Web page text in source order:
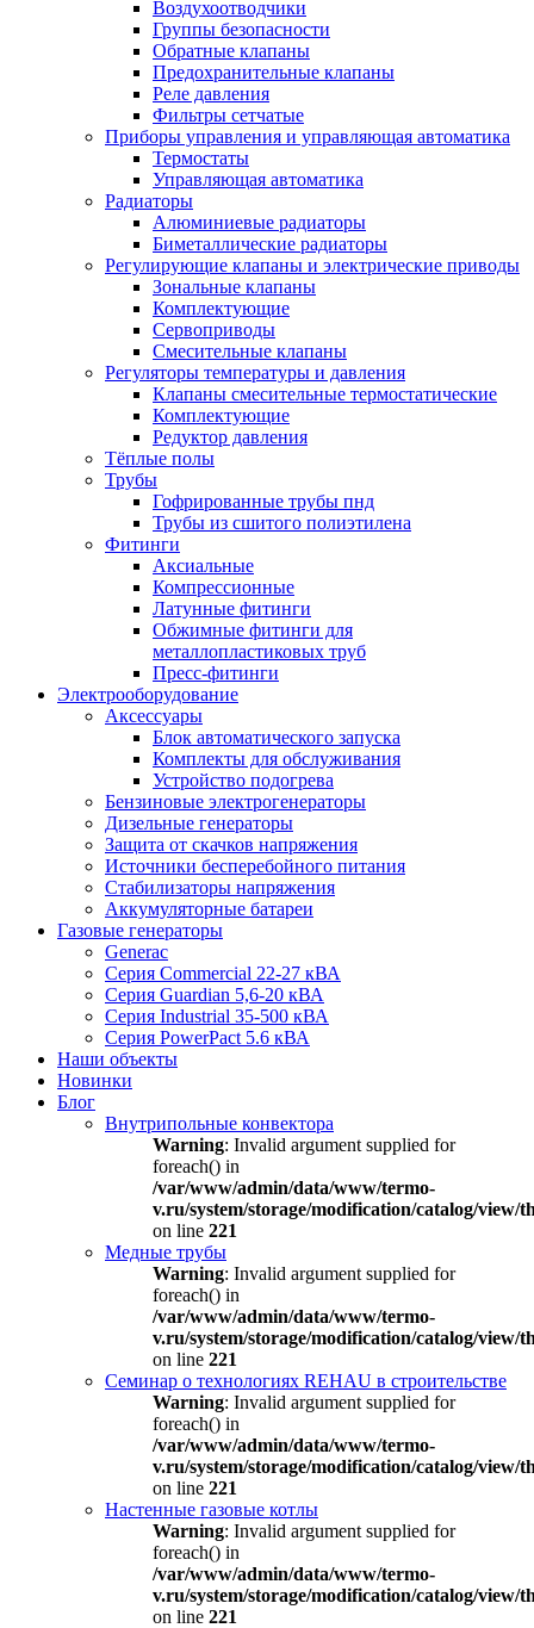
Воздухоотводчики
Группы безопасности
Обратные клапаны
Предохранительные клапаны
Реле давления
Фильтры сетчатые
Приборы управления и управляющая автоматика
Термостаты
Управляющая автоматика
Радиаторы
Алюминиевые радиаторы
Биметаллические радиаторы
Регулирующие клапаны и электрические приводы
Зональные клапаны
Комплектующие
Сервоприводы
Смесительные клапаны
Регуляторы температуры и давления
Клапаны смесительные термостатические
Комплектующие
Редуктор давления
Тёплые полы
Трубы
Гофрированные трубы пнд
Трубы из сшитого полиэтилена
Фитинги
Аксиальные
Компрессионные
Латунные фитинги
Обжимные фитинги для
металлопластиковых труб
Пресс-фитинги
Электрооборудование
Аксессуары
Блок автоматического запуска
Комплекты для обслуживания
Устройство подогрева
Бензиновые электрогенераторы
Дизельные генераторы
Защита от скачков напряжения
Источники бесперебойного питания
Стабилизаторы напряжения
Аккумуляторные батареи
Газовые генераторы
Generac
Серия Commercial 22-27 кВА
Серия Guardian 5,6-20 кВА
Серия Industrial 35-500 кВА
Серия PowerPact 5.6 кВА
Наши объекты
Новинки
Блог
Внутрипольные конвектора
Warning: Invalid argument supplied for
foreach() in
/var/www/admin/data/www/termo-
v.ru/system/storage/modification/catalog/view/
on line 221
Медные трубы
Warning: Invalid argument supplied for
foreach() in
/var/www/admin/data/www/termo-
v.ru/system/storage/modification/catalog/view/
on line 221
Семинар о технологиях REHAU в строительстве
Warning: Invalid argument supplied for
foreach() in
/var/www/admin/data/www/termo-
v.ru/system/storage/modification/catalog/view/
on line 221
Настенные газовые котлы
Warning: Invalid argument supplied for
foreach() in
/var/www/admin/data/www/termo-
v.ru/system/storage/modification/catalog/view/
on line 221